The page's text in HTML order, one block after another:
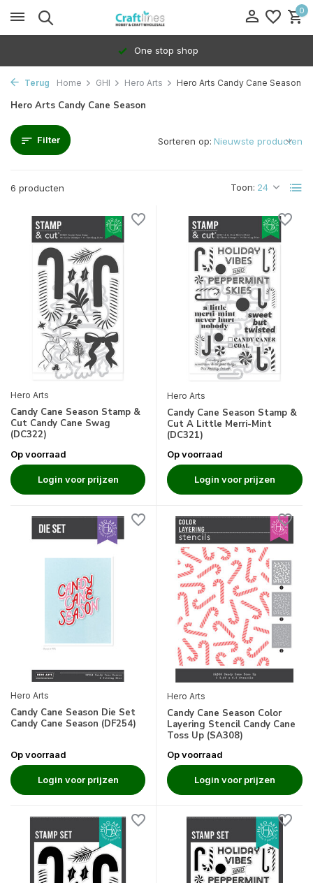
0
One stop shop
Terug Home GHI Hero Arts Hero Arts Candy Cane Season
Hero Arts Candy Cane Season
Filter
6 producten Toon:
Sorteren op:
Hero Arts
Candy Cane Season Stamp &
Cut Candy Cane Swag
(DC322)
Op voorraad
Login voor prijzen
Hero Arts
Candy Cane Season Stamp &
Cut A Little Merri-Mint
(DC321)
Op voorraad
Login voor prijzen
Hero Arts
Candy Cane Season Die Set
Candy Cane Season (DF254)
Op voorraad
Login voor prijzen
Hero Arts
Candy Cane Season Color
Layering Stencil Candy Cane
Toss Up (SA308)
Op voorraad
Login voor prijzen